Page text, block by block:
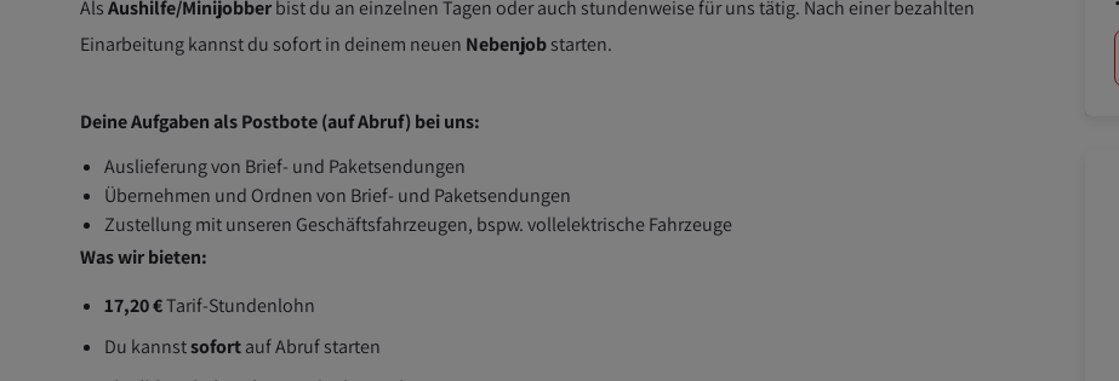
AlsAushilfe/Minijobberbist du an einzelnen Tagen oder auch stundenweise für uns tätig. Nach einer bezahlten
Einarbeitung kannst du sofort in deinem neuen Nebenjobstarten.
Deine Aufgaben als Postbote (auf Abruf) bei uns:
Auslieferung von Brief- und Paketsendungen
Übernehmen und Ordnen von Brief- und Paketsendungen
Zustellung mit unseren Geschäftsfahrzeugen, bspw. vollelektrische Fahrzeuge
Was wir bieten:
17,20 €Tarif-Stundenlohn
Du kannstsofortauf Abruf starten